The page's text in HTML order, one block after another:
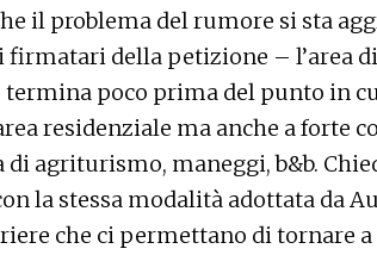
il problema del rumore si sta
firmatari della petizione – l’area
termina poco prima del punto in
residenziale ma anche a forte
di agriturismo, maneggi, b&b.
la stessa modalità adottata da
che ci permettano di tornare a